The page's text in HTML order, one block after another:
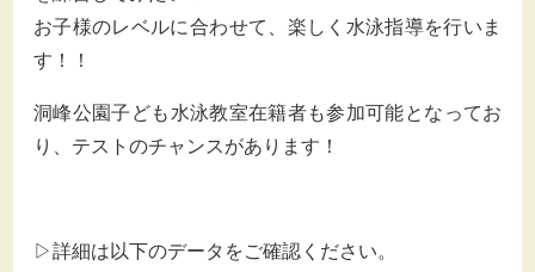
お子様のレベルに合わせて、楽しく水泳指導を行いま
す！！
洞峰公園子ども水泳教室在籍者も参加可能となってお
り、テストのチャンスがあります！
▷詳細は以下のデータをご確認ください。